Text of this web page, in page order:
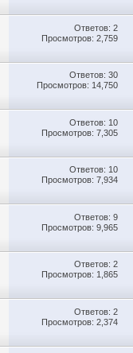
Ответов: 2
Просмотров: 2,759
Ответов: 30
Просмотров: 14,750
Ответов: 10
Просмотров: 7,305
Ответов: 10
Просмотров: 7,934
Ответов: 9
Просмотров: 9,965
Ответов: 2
Просмотров: 1,865
Ответов: 2
Просмотров: 2,374